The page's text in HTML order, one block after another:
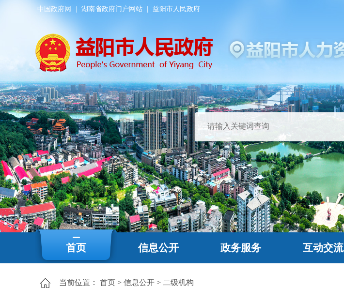
中国政府网 湖南省政府门户网站 益阳市人民政府
首页 信息公开 政务服务 互动交流
当前位置： 首页 > 信息公开 > 二级机构